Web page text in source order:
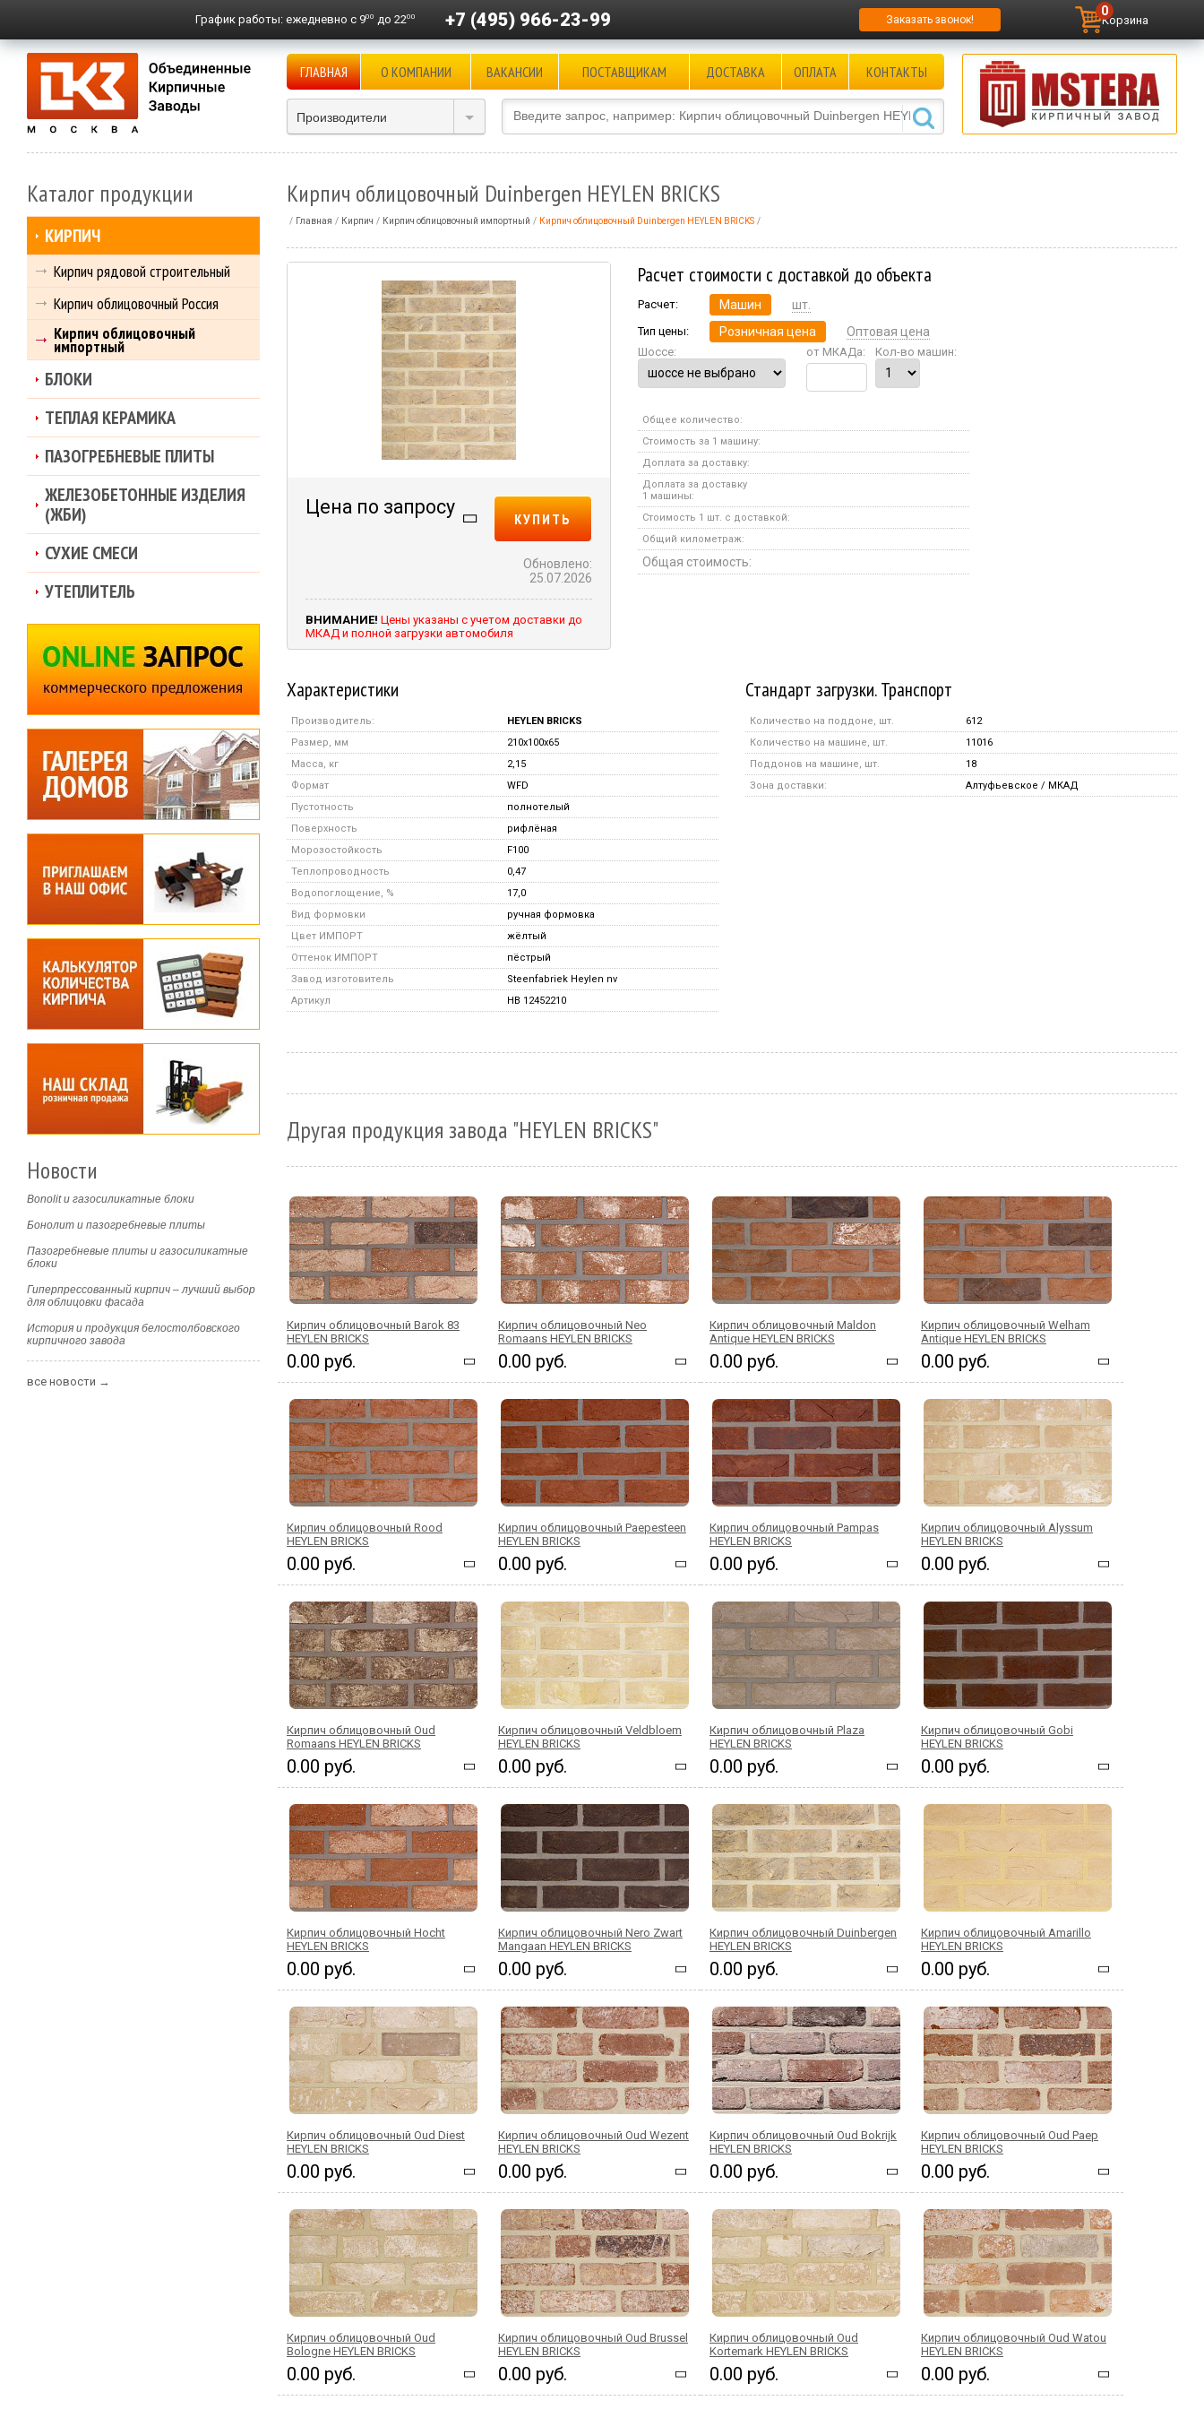
График работы: ежедневно с 900 до 2200 +7 (495) 966-23-99 Заказать звонок! Корзина
0
ГЛАВНАЯ О КОМПАНИИ ВАКАНСИИ ПОСТАВЩИКАМ ДОСТАВКА ОПЛАТА КОНТАКТЫ
Производители
Кирпич облицовочный Duinbergen HEYLEN BRICKS
Главная Кирпич Кирпич облицовочный импортный Кирпич облицовочный Duinbergen HEYLEN BRICKS
Цена по запросу
КУПИТЬ
Обновлено:
25.07.2026
ВНИМАНИЕ! Цены указаны с учетом доставки до
МКАД и полной загрузки автомобиля
Расчет стоимости с доставкой до объекта
Расчет: Машин шт.
Тип цены: Розничная цена Оптовая цена
Шоссе: от МКАДа: Кол-во машин:
Общее количество:
Стоимость за 1 машину:
Доплата за доставку:
Доплата за доставку
1 машины:
Стоимость 1 шт. с доставкой:
Общий километраж:
Общая стоимость:
Характеристики
Производитель:
HEYLEN BRICKS
Размер, мм
210x100x65
Масса, кг
2,15
Формат
WFD
Пустотность
полнотелый
Поверхность
рифлёная
Морозостойкость
F100
Теплопроводность
0,47
Водопоглощение, %
17,0
Вид формовки
ручная формовка
Цвет ИМПОРТ
жёлтый
Оттенок ИМПОРТ
пёстрый
Завод изготовитель
Steenfabriek Heylen nv
Артикул
HB 12452210
Стандарт загрузки. Транспорт
Количество на поддоне, шт.
612
Количество на машине, шт.
11016
Поддонов на машине, шт.
18
Зона доставки:
Алтуфьевское / МКАД
Другая продукция завода "HEYLEN BRICKS"
Кирпич облицовочный Barok 83
HEYLEN BRICKS
0.00 руб.
Кирпич облицовочный Neo
Romaans HEYLEN BRICKS
0.00 руб.
Кирпич облицовочный Maldon
Antique HEYLEN BRICKS
0.00 руб.
Кирпич облицовочный Welham
Antique HEYLEN BRICKS
0.00 руб.
Кирпич облицовочный Rood
HEYLEN BRICKS
0.00 руб.
Кирпич облицовочный Paepesteen
HEYLEN BRICKS
0.00 руб.
Кирпич облицовочный Pampas
HEYLEN BRICKS
0.00 руб.
Кирпич облицовочный Alyssum
HEYLEN BRICKS
0.00 руб.
Кирпич облицовочный Oud
Romaans HEYLEN BRICKS
0.00 руб.
Кирпич облицовочный Veldbloem
HEYLEN BRICKS
0.00 руб.
Кирпич облицовочный Plaza
HEYLEN BRICKS
0.00 руб.
Кирпич облицовочный Gobi
HEYLEN BRICKS
0.00 руб.
Кирпич облицовочный Hocht
HEYLEN BRICKS
0.00 руб.
Кирпич облицовочный Nero Zwart
Mangaan HEYLEN BRICKS
0.00 руб.
Кирпич облицовочный Duinbergen
HEYLEN BRICKS
0.00 руб.
Кирпич облицовочный Amarillo
HEYLEN BRICKS
0.00 руб.
Кирпич облицовочный Oud Diest
HEYLEN BRICKS
0.00 руб.
Кирпич облицовочный Oud Wezent
HEYLEN BRICKS
0.00 руб.
Кирпич облицовочный Oud Bokrijk
HEYLEN BRICKS
0.00 руб.
Кирпич облицовочный Oud Paep
HEYLEN BRICKS
0.00 руб.
Кирпич облицовочный Oud
Bologne HEYLEN BRICKS
0.00 руб.
Кирпич облицовочный Oud Brussel
HEYLEN BRICKS
0.00 руб.
Кирпич облицовочный Oud
Kortemark HEYLEN BRICKS
0.00 руб.
Кирпич облицовочный Oud Watou
HEYLEN BRICKS
0.00 руб.
Каталог продукции
КИРПИЧ
Кирпич рядовой строительный
Кирпич облицовочный Россия
Кирпич облицовочный
импортный
БЛОКИ
ТЕПЛАЯ КЕРАМИКА
ПАЗОГРЕБНЕВЫЕ ПЛИТЫ
ЖЕЛЕЗОБЕТОННЫЕ ИЗДЕЛИЯ
(ЖБИ)
СУХИЕ СМЕСИ
УТЕПЛИТЕЛЬ
Новости
Bonolit и газосиликатные блоки
Бонолит и пазогребневые плиты
Пазогребневые плиты и газосиликатные
блоки
Гиперпрессованный кирпич – лучший выбор
для облицовки фасада
История и продукция белостолбовского
кирпичного завода
все новости →